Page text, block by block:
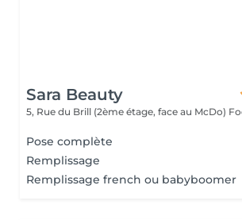
Sara Beauty
5, Rue du Brill (2ème étage, face au McDo)
Pose complète
Remplissage
Remplissage french ou babyboomer